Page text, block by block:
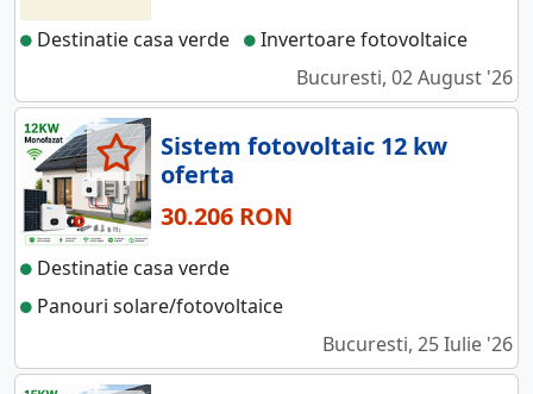
Destinatie casa verde
Invertoare fotovoltaice
Bucuresti, 02 August '26
Sistem fotovoltaic 12 kw
oferta
30.206 RON
Destinatie casa verde
Panouri solare/fotovoltaice
Bucuresti, 25 Iulie '26